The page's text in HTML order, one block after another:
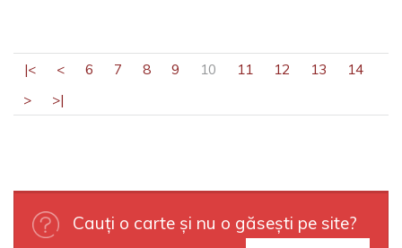
|< < 6 7 8 9 10 11 12 13
14
>
>|
Cauți o carte și nu o găsești pe site?